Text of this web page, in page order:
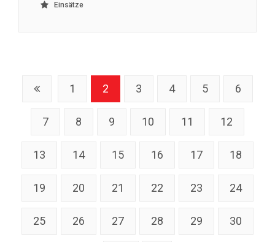
Einsätze
1 2 3 4 5 6
7 8 9 10 11 12
13 14 15 16 17 18
19 20 21 22 23 24
25 26 27 28 29 30